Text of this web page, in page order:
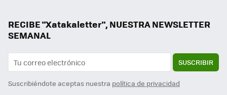
RECIBE "Xatakaletter", NUESTRA NEWSLETTER
SEMANAL
SUSCRIBIR
Suscribiéndote aceptas nuestra política de privacidad